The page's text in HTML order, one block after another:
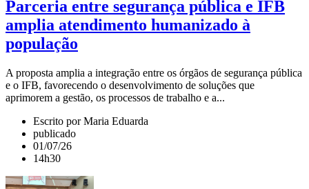
Parceria entre segurança pública e IFB
amplia atendimento humanizado à
população
A proposta amplia a integração entre os órgãos de segurança pública
e o IFB, favorecendo o desenvolvimento de soluções que
aprimorem a gestão, os processos de trabalho e a...
Escrito por Maria Eduarda
publicado
01/07/26
14h30